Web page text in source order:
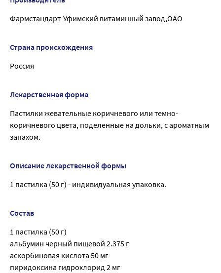
Фармстандарт-Уфимский витаминный завод,ОАО
Страна происхождения
Россия
Лекарственная форма
Пастилки жевательные коричневого или темно-
коричневого цвета, поделенные на дольки, с ароматным
запахом.
Описание лекарственной формы
1 пастилка (50 г) - индивидуальная упаковка.
Состав
1 пастилка (50 г)
альбумин черный пищевой 2.375 г
аскорбиновая кислота 50 мг
пиридоксина гидрохлорид 2 мг